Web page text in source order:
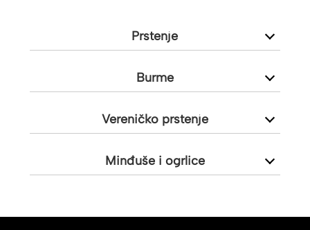
Prstenje
Burme
Vereničko prstenje
Minđuše i ogrlice